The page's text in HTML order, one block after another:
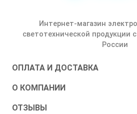
Интернет-магазин
светотехнической продукции
России
ОПЛАТА И ДОСТАВКА
О КОМПАНИИ
ОТЗЫВЫ